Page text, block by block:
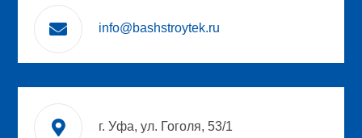
info@bashstroytek.ru
г. Уфа, ул. Гоголя, 53/1